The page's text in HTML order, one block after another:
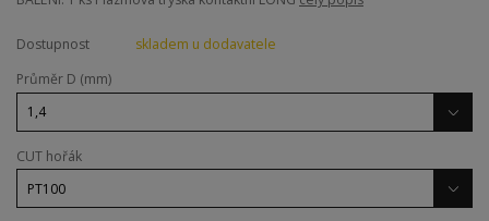
Dostupnost
skladem u dodavatele
Průměr D (mm)
CUT hořák